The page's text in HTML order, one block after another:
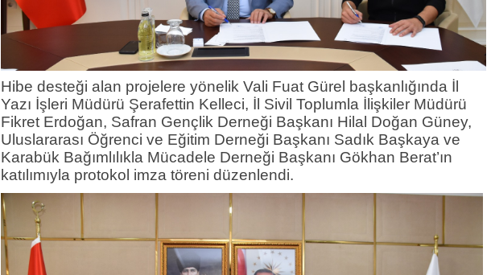
Hibe desteği alan projelere yönelik Vali Fuat Gürel başkanlığında İl
Yazı İşleri Müdürü Şerafettin Kelleci, İl Sivil Toplumla İlişkiler Müdürü
Fikret Erdoğan, Safran Gençlik Derneği Başkanı Hilal Doğan Güney,
Uluslararası Öğrenci ve Eğitim Derneği Başkanı Sadık Başkaya ve
Karabük Bağımlılıkla Mücadele Derneği Başkanı Gökhan Berat’ın
katılımıyla protokol imza töreni düzenlendi.